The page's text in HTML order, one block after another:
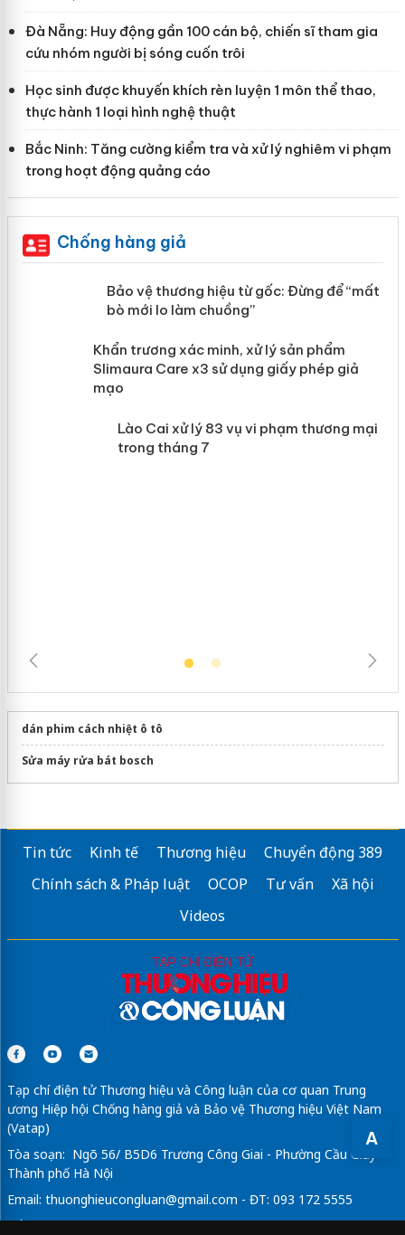
A
Đà Nẵng: Huy động gần 100 cán bộ, chiến sĩ tham gia
cứu nhóm người bị sóng cuốn trôi
Học sinh được khuyến khích rèn luyện 1 môn thể thao,
thực hành 1 loại hình nghệ thuật
Bắc Ninh: Tăng cường kiểm tra và xử lý nghiêm vi phạm
trong hoạt động quảng cáo
Chống hàng giả
Bảo vệ thương hiệu từ gốc: Đừng để
“mất bò mới lo làm chuồng”
Slimaura Care x3 sử dụng giấy phép giả
mạo
dán phim cách nhiệt ô tô
Sửa máy rửa bát bosch
Tin tức Kinh tế Thương hiệu
Chuyển động 389
Chính sách & Pháp luật
OCOP Tư vấn
Xã hội
Videos
Tạp chí điện tử Thương hiệu và Công luận của cơ quan Trung
ương Hiệp hội Chống hàng giả và Bảo vệ Thương hiệu Việt Nam
(Vatap)
Tòa soạn: Ngõ 56/ B5D6 Trương Công Giai - Phường Cầu Giấy -
Thành phố Hà Nội
Email: thuonghieucongluan@gmail.com - ĐT: 093 172 5555
Tổng Biên Tập: Vũ Đức Thuận